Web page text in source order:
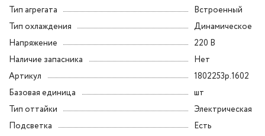
Тип агрегата
Встроенный
Тип охлаждения
Динамическое
Напряжение
220 В
Наличие запасника
Нет
Артикул
1802253p.1602
Базовая единица
шт
Тип оттайки
Электрическая
Подсветка
Есть